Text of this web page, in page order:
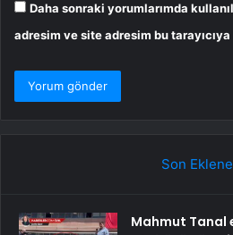
Daha sonraki yorumlarımda
adresim ve site adresim bu
Son
Mahmut Tanal